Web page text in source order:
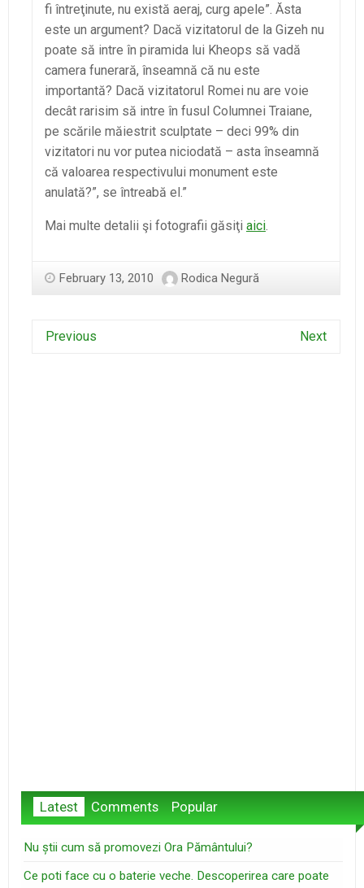
fi întreţinute, nu există aeraj, curg apele”. Ăsta
este un argument? Dacă vizitatorul de la Gizeh nu
poate să intre în piramida lui Kheops să vadă
camera funerară, înseamnă că nu este
importantă? Dacă vizitatorul Romei nu are voie
decât rarisim să intre în fusul Columnei Traiane,
pe scările măiestrit sculptate – deci 99% din
vizitatori nu vor putea niciodată – asta înseamnă
că valoarea respectivului monument este
anulată?”, se întreabă el.”
Mai multe detalii şi fotografii găsiţi aici
February 13, 2010 Rodica Negură
Previous Next
Latest Comments Popular
Nu știi cum să promovezi Ora Pământului?
Ce poti face cu o baterie veche. Descoperirea care poate